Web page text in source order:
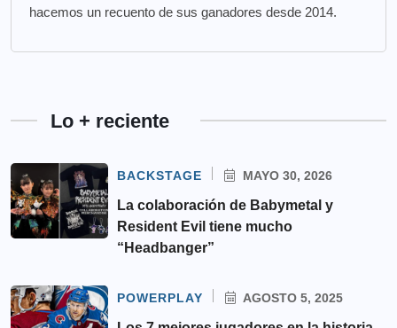
hacemos un recuento de sus ganadores desde 2014.
Lo + reciente
BACKSTAGE MAYO 30, 2026
La colaboración de Babymetal y
Resident Evil tiene mucho
“Headbanger”
POWERPLAY AGOSTO 5, 2025